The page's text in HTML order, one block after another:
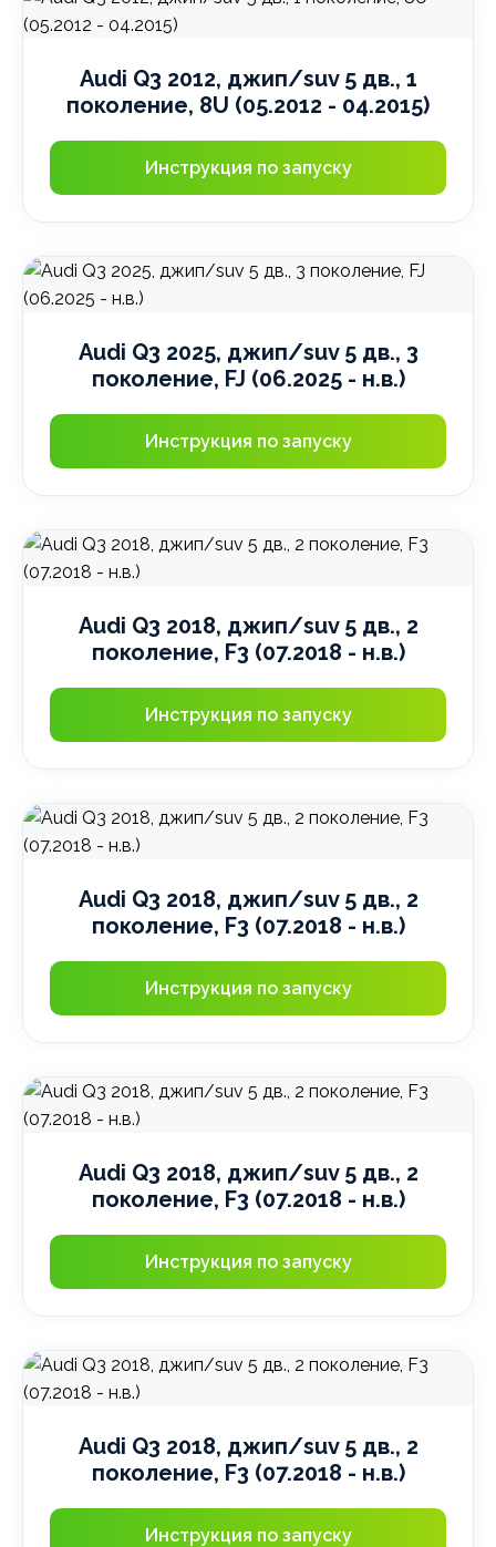
Audi Q3 2012, джип/suv 5 дв., 1
поколение, 8U (05.2012 - 04.2015)
Инструкция по запуску
Audi Q3 2025, джип/suv 5 дв., 3
поколение, FJ (06.2025 - н.в.)
Инструкция по запуску
Audi Q3 2018, джип/suv 5 дв., 2
поколение, F3 (07.2018 - н.в.)
Инструкция по запуску
Audi Q3 2018, джип/suv 5 дв., 2
поколение, F3 (07.2018 - н.в.)
Инструкция по запуску
Audi Q3 2018, джип/suv 5 дв., 2
поколение, F3 (07.2018 - н.в.)
Инструкция по запуску
Audi Q3 2018, джип/suv 5 дв., 2
поколение, F3 (07.2018 - н.в.)
Инструкция по запуску